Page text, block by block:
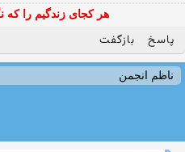
هر کجای زندگیم را که
پاسخ بازگفت
ناظم انجمن